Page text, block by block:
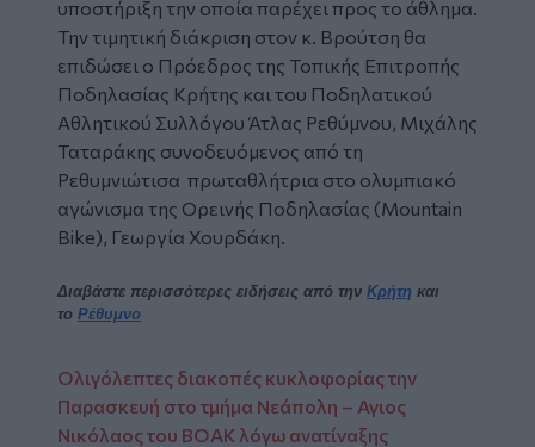
υποστήριξη την οποία παρέχει προς το άθλημα.
Την τιμητική διάκριση στον κ. Βρούτση θα
επιδώσει ο Πρόεδρος της Τοπικής Επιτροπής
Ποδηλασίας Κρήτης και του Ποδηλατικού
Αθλητικού Συλλόγου Άτλας Ρεθύμνου, Μιχάλης
Ταταράκης συνοδευόμενος από τη
Ρεθυμνιώτισα πρωταθλήτρια στο ολυμπιακό
αγώνισμα της Ορεινής Ποδηλασίας (Mountain
Bike), Γεωργία Χουρδάκη.
Διαβάστε περισσότερες ειδήσεις από την Κρήτη και
το Ρέθυμνο
Ολιγόλεπτες διακοπές κυκλοφορίας την
Παρασκευή στο τμήμα Νεάπολη – Αγιος
Νικόλαος του ΒΟΑΚ λόγω ανατίναξης